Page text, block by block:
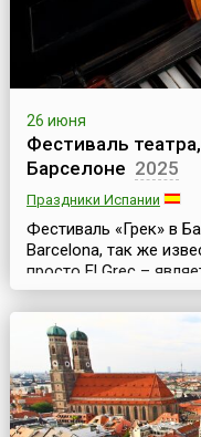
26 июня
Фестиваль
Барселоне 2025
Праздники Испании
Фестиваль «Грек» в
Barcelona, так же
просто El Grec –
Барселоне и одним из
Испании. Это
искусства –
танца. Он проходит
чуть более.История